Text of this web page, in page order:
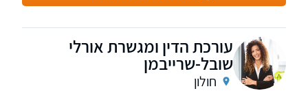
עורכת הדין ומגשרת אורלי
שובל-שרייבמן
חולון